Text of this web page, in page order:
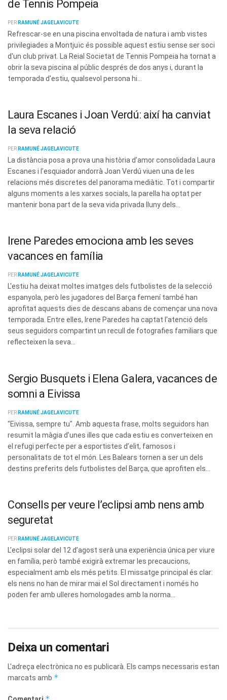
de Tennis Pompeia
PER RAMUNÉ JAGELAVICUTE
Refrescar-se en una piscina envoltada de natura i amb vistes
privilegiades a Montjuïc és possible aquest estiu sense ser soci
d'un club privat. La Reial Societat de Tennis Pompeia ha tornat a
obrir la seva piscina al públic després de dos anys i, durant la
temporada d'estiu, qualsevol persona hi...
Laura Escanes i Joan Verdú: així ha canviat
la seva relació
PER RAMUNÉ JAGELAVICUTE
La distància posa a prova una història d’amor consolidada Laura
Escanes i l’esquiador andorrà Joan Verdú viuen una de les
relacions més discretes del panorama mediàtic. Tot i compartir
alguns moments a les xarxes socials, la parella ha optat per
mantenir bona part de la seva vida privada lluny dels...
Irene Paredes emociona amb les seves
vacances en família
PER RAMUNÉ JAGELAVICUTE
L'estiu ha deixat moltes imatges dels futbolistes de la selecció
espanyola, però les jugadores del Barça femení també han
aprofitat aquests dies de descans abans de començar una nova
temporada. Entre elles, Irene Paredes ha captat l'atenció dels
seus seguidors compartint un recull de fotografies familiars que
reflecteixen la seva...
Sergio Busquets i Elena Galera, vacances de
somni a Eivissa
PER RAMUNÉ JAGELAVICUTE
"Eivissa, sempre tu". Amb aquesta frase, molts seguidors han
resumit la màgia d’unes illes que cada estiu es converteixen en
el refugi perfecte per a esportistes d’elit, famosos i
personalitats de tot el món. Les Balears tornen a ser un dels
destins preferits dels futbolistes del Barça, que aprofiten els...
Consells per veure l’eclipsi amb nens amb
seguretat
PER RAMUNÉ JAGELAVICUTE
L’eclipsi solar del 12 d’agost serà una experiència única per viure
en família, però també exigirà extremar les precaucions,
especialment amb els més petits. El missatge principal és clar:
els nens no han de mirar mai el Sol directament i només ho
poden fer amb ulleres homologades amb la norma...
Deixa un comentari
L'adreça electrònica no es publicarà. Els camps necessaris estan
marcats amb *